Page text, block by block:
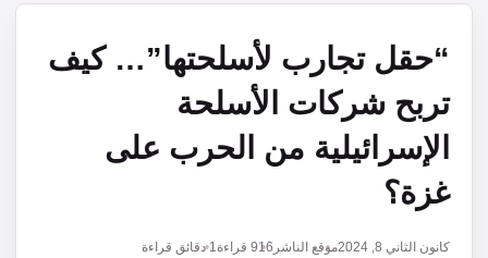
“حقل تجارب لأسلحتها”… كيف
تربح شركات الأسلحة
الإسرائيلية من الحرب على
غزة؟
كانون الثاني 8, 2024 موقع الناشر 916 قراءة1 دقائق قراءة